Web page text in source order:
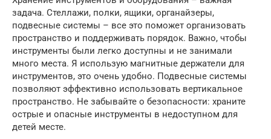
задача. Стеллажи, полки, ящики, органайзеры,
подвесные системы – все это поможет организовать
пространство и поддерживать порядок. Важно, чтобы
инструменты были легко доступны и не занимали
много места. Я использую магнитные держатели для
инструментов, это очень удобно. Подвесные системы
позволяют эффективно использовать вертикальное
пространство. Не забывайте о безопасности: храните
острые и опасные инструменты в недоступном для
детей месте.